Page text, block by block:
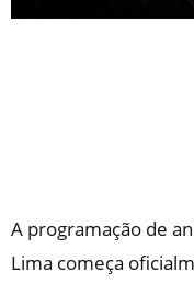
A programação de
Lima começa